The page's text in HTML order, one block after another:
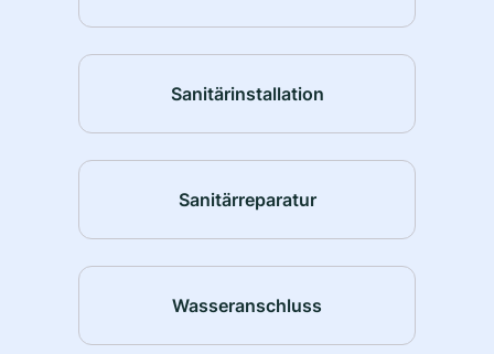
Sanitärinstallation
Sanitärreparatur
Wasseranschluss